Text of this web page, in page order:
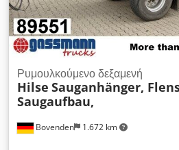
Bovenden 1.672 km
Ρυμουλκούμενο δεξαμενή
Hilse Sauganhänger,
Saugaufbau,